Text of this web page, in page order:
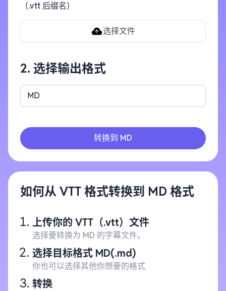
（.vtt 后缀名）
选择文件
2. 选择输出格式
MD
转换到 MD
如何从 VTT 格式转换到 MD 格式
上传你的 VTT（.vtt）文件
选择要转换为 MD 的字幕文件。
选择目标格式 MD(.md)
你也可以选择其他你想要的格式
转换